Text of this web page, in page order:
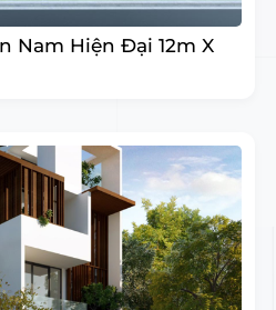
Nam Hiện Đại 12m X